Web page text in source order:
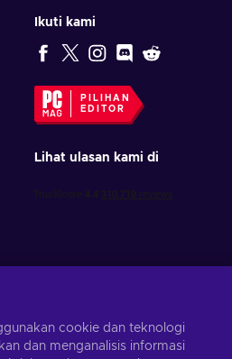
Ikuti kami
PILIHAN
EDITOR
Lihat ulasan kami di
Berlangganan
cookie dan teknologi
dan menganalisis informasi